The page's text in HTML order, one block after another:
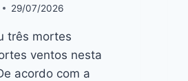
29/07/2026
três mortes
ventos nesta
acordo com a